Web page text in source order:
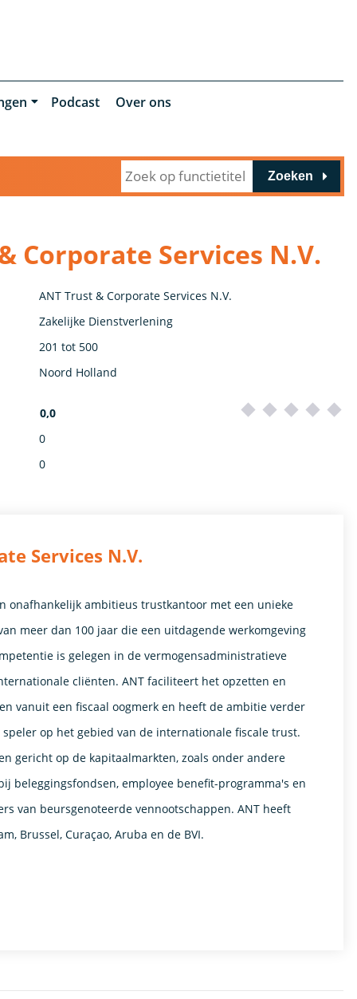
Podcast Over ons
Zoeken
Corporate Services N.V.
ANT Trust & Corporate Services N.V.
Zakelijke Dienstverlening
201 tot 500
Noord Holland
0,0
0
0
Services N.V.
onafhankelijk ambitieus trustkantoor met een unieke
meer dan 100 jaar die een uitdagende werkomgeving
is gelegen in de vermogensadministratieve
cliënten. ANT faciliteert het opzetten en
vanuit een fiscaal oogmerk en heeft de ambitie verder
op het gebied van de internationale fiscale trust.
gericht op de kapitaalmarkten, zoals onder andere
beleggingsfondsen, employee benefit-programma's en
van beursgenoteerde vennootschappen. ANT heeft
Brussel, Curaçao, Aruba en de BVI.